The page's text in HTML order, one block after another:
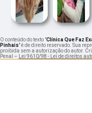
O conteúdo do texto "Clínica Que Faz
Pinhais" é de direito reservado. Sua
proibida sem a autorização do autor.
Penal – Lei 9610/98 - Lei de direitos